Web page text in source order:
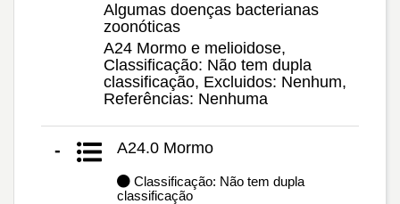
Algumas doenças bacterianas
zoonóticas
A24 Mormo e melioidose,
Classificação: Não tem dupla
classificação, Excluidos: Nenhum,
Referências: Nenhuma
- A24.0 Mormo
Classificação: Não tem dupla
classificação